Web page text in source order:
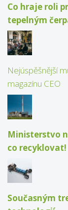
Co hraje roli
tepelným
Nejúspěšnější
magazínu CEO
Ministerstvo
co recyklovat!
Současným